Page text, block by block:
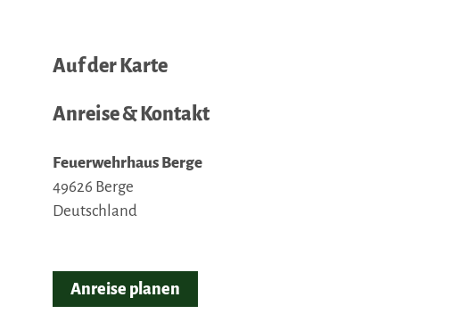
Auf der Karte
Anreise & Kontakt
Feuerwehrhaus Berge
49626 Berge
Deutschland
Anreise planen